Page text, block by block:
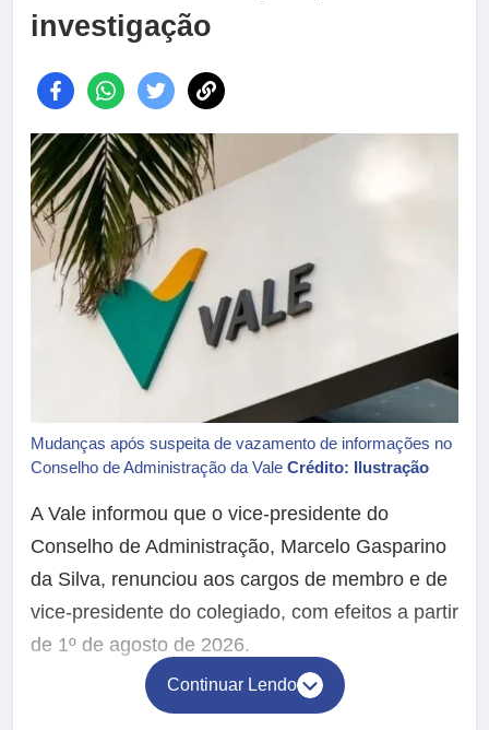
investigação
Mudanças após suspeita de vazamento de informações no
Conselho de Administração da Vale Crédito: Ilustração
A Vale informou que o vice-presidente do
Conselho de Administração, Marcelo Gasparino
da Silva, renunciou aos cargos de membro e de
vice-presidente do colegiado, com efeitos a partir
de 1º de agosto de 2026.
Continuar Lendo